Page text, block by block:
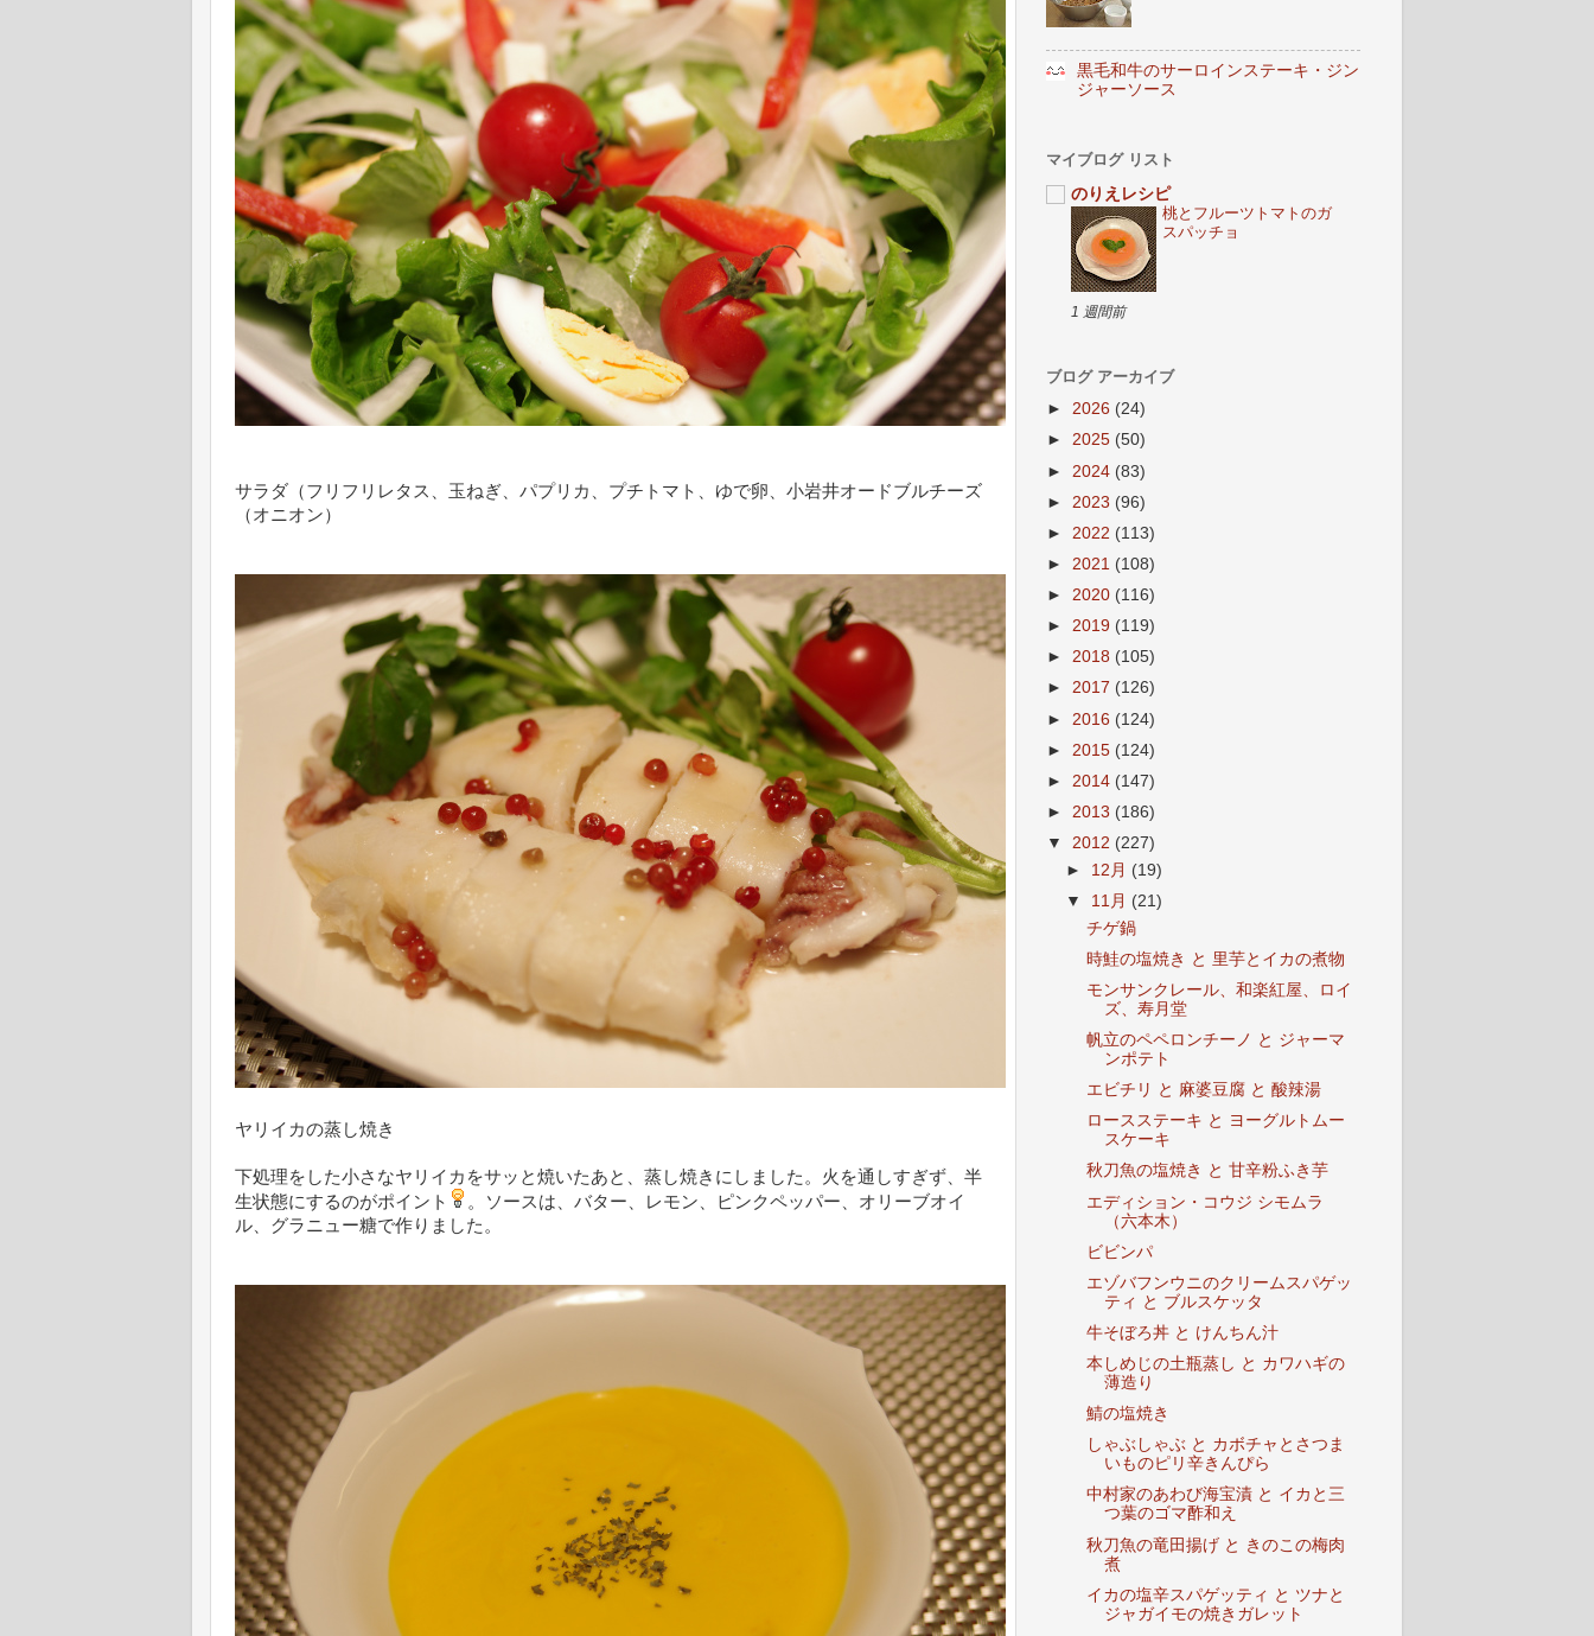
サラダ（フリフリレタス、玉ねぎ、パプリカ、プチトマト、ゆで卵、小岩井オードブルチーズ
（オニオン）
ヤリイカの蒸し焼き
下処理をした小さなヤリイカをサッと焼いたあと、蒸し焼きにしました。火を通しすぎず、半
生状態にするのがポイント
。ソースは、バター、レモン、ピンクペッパー、オリーブオイ
ル、グラニュー糖で作りました。
黒毛和牛のサーロインステーキ・ジン
ジャーソース
マイブログ リスト
のりえレシピ
桃とフルーツトマトのガ
スパッチョ
1 週間前
ブログ アーカイブ
► 2026 (24)
► 2025 (50)
► 2024 (83)
► 2023 (96)
► 2022 (113)
► 2021 (108)
► 2020 (116)
► 2019 (119)
► 2018 (105)
► 2017 (126)
► 2016 (124)
► 2015 (124)
► 2014 (147)
► 2013 (186)
▼ 2012 (227)
► 12月 (19)
▼ 11月 (21)
チゲ鍋
時鮭の塩焼き と 里芋とイカの煮物
モンサンクレール、和楽紅屋、ロイ
ズ、寿月堂
帆立のペペロンチーノ と ジャーマ
ンポテト
エビチリ と 麻婆豆腐 と 酸辣湯
ロースステーキ と ヨーグルトムー
スケーキ
秋刀魚の塩焼き と 甘辛粉ふき芋
エディション・コウジ シモムラ
（六本木）
ビビンパ
エゾバフンウニのクリームスパゲッ
ティ と ブルスケッタ
牛そぼろ丼 と けんちん汁
本しめじの土瓶蒸し と カワハギの
薄造り
鯖の塩焼き
しゃぶしゃぶ と カボチャとさつま
いものピリ辛きんぴら
中村家のあわび海宝漬 と イカと三
つ葉のゴマ酢和え
秋刀魚の竜田揚げ と きのこの梅肉
煮
イカの塩辛スパゲッティ と ツナと
ジャガイモの焼きガレット